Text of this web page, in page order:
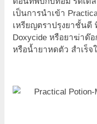
เป็นการนำเข้า
เหรียญตราปรุงยาชั้นดี
Doxycide หรือยาฆ่าด๊
หรือน้ำยาหดตัว สำเร็